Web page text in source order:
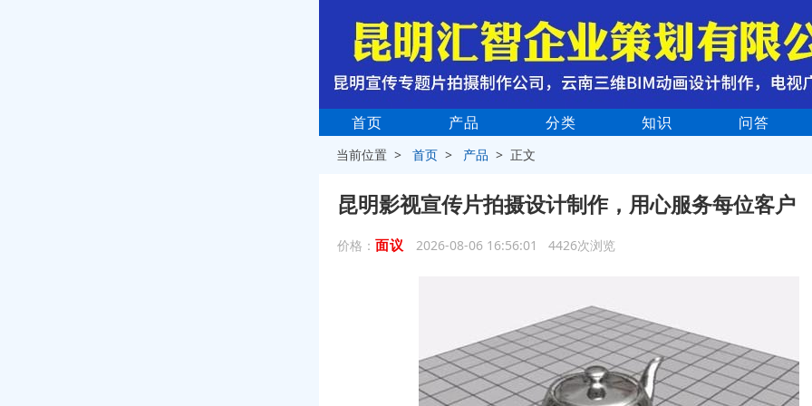
首页 产品 分类 知识 问答
当前位置 >首页 > 产品 > 正文
昆明影视宣传片拍摄设计制作，用心服务每位客户
价格： 面议 2026-08-06 16:56:01 4426次浏览